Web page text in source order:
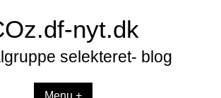
nyt.dk
selekteret- blog
Menu +